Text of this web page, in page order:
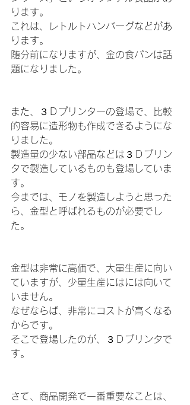
ります。
これは、レトルトハンバーグなどがあ
ります。
随分前になりますが、金の食パンは話
題になりました。
また、３Ｄプリンターの登場で、比較
的容易に造形物も作成できるようにな
りました。
製造量の少ない部品などは３Ｄプリン
タで製造しているものも登場していま
す。
今までは、モノを製造しようと思った
ら、金型と呼ばれるものが必要でし
た。
金型は非常に高価で、大量生産に向い
ていますが、少量生産にはには向いて
いません。
なぜならば、非常にコストが高くなる
からです。
そこで登場したのが、３Ｄプリンタで
す。
さて、商品開発で一番重要なことは、